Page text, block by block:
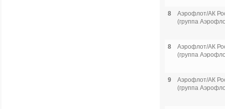
8
Аэрофлот/АК
(группа
8
Аэрофлот/АК
(группа
9
Аэрофлот/АК
(группа